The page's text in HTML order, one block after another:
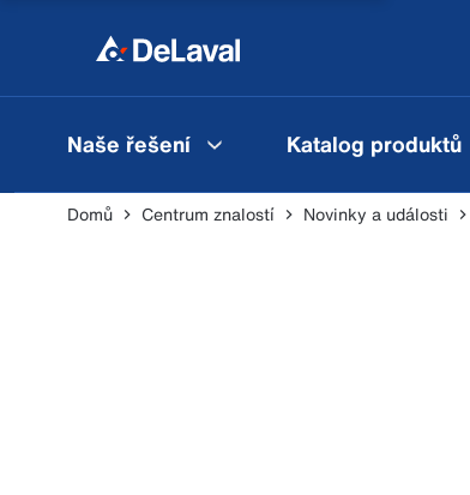
Naše řešení Katalog produktů
Domů Centrum znalostí Novinky a události